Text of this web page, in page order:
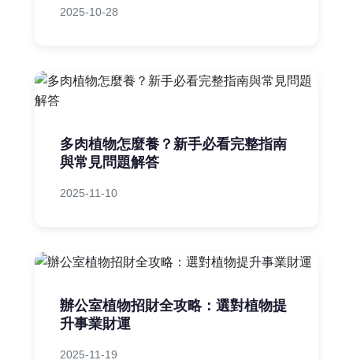
2025-10-28
多肉植物怎麼養？新手必看完整指南
與常見問題解答
2025-11-10
辦公室植物招財全攻略：選對植物提
升事業財運
2025-11-19